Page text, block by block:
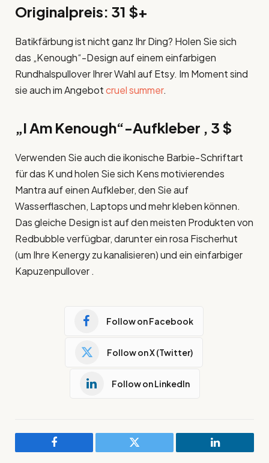
Originalpreis: 31 $+
Batikfärbung ist nicht ganz Ihr Ding? Holen Sie sich
das „Kenough“-Design auf einem einfarbigen
Rundhalspullover Ihrer Wahl auf Etsy. Im Moment sind
sie auch im Angebotcruel summer.
„I Am Kenough“-Aufkleber , 3 $
Verwenden Sie auch die ikonische Barbie-Schriftart
für das K und holen Sie sich Kens motivierendes
Mantra auf einen Aufkleber, den Sie auf
Wasserflaschen, Laptops und mehr kleben können.
Das gleiche Design ist auf den meisten Produkten von
Redbubble verfügbar, darunter ein rosa Fischerhut
(um Ihre Kenergy zu kanalisieren) und ein einfarbiger
Kapuzenpullover .
Follow on Facebook
Follow on X (Twitter)
Follow on LinkedIn
Facebook Twitter LinkedIn